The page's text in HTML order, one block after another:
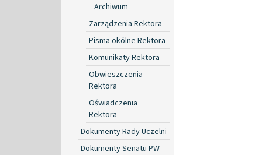
Archiwum
Zarządzenia Rektora
Pisma okólne Rektora
Komunikaty Rektora
Obwieszczenia
Rektora
Oświadczenia
Rektora
Dokumenty Rady Uczelni
Dokumenty Senatu PW